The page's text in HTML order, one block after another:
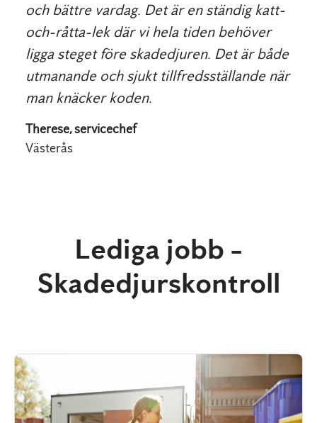
och bättre vardag. Det är en ständig katt-
och-råtta-lek där vi hela tiden behöver
ligga steget före skadedjuren. Det är både
utmanande och sjukt tillfredsställande när
man knäcker koden.
Therese, servicechef
Västerås
Lediga jobb -
Skadedjurskontroll